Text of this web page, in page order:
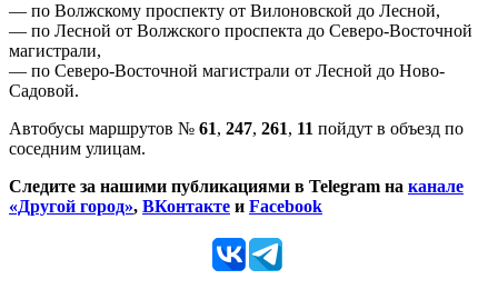
— по Волжскому проспекту от Вилоновской до Лесной,
— по Лесной от Волжского проспекта до Северо-Восточной
магистрали,
— по Северо-Восточной магистрали от Лесной до Ново-
Садовой.
Автобусы маршрутов № 61, 247, 261, 11 пойдут в объезд по
соседним улицам.
Следите за нашими публикациями в Telegram на канале
«Другой город», ВКонтакте и Facebook